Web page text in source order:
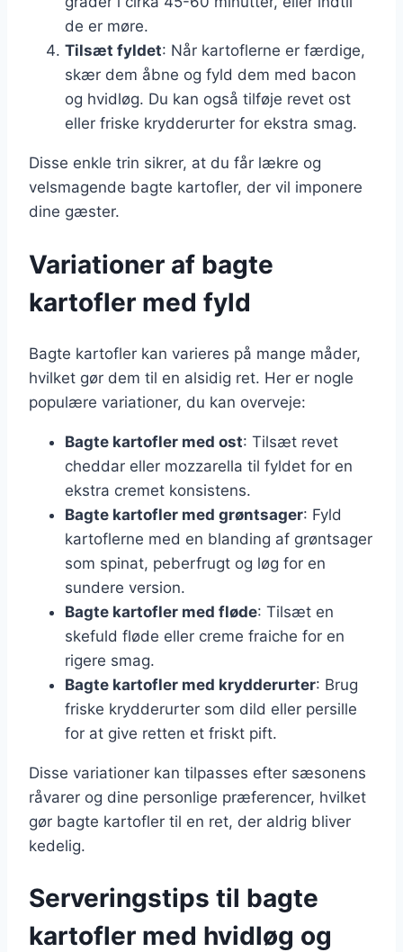
de er møre.
Tilsæt fyldet: Når kartoflerne er færdige,
skær dem åbne og fyld dem med bacon
og hvidløg. Du kan også tilføje revet ost
eller friske krydderurter for ekstra smag.
Disse enkle trin sikrer, at du får lækre og
velsmagende bagte kartofler, der vil imponere
dine gæster.
Variationer af bagte
kartofler med fyld
Bagte kartofler kan varieres på mange måder,
hvilket gør dem til en alsidig ret. Her er nogle
populære variationer, du kan overveje:
Bagte kartofler med ost: Tilsæt revet
cheddar eller mozzarella til fyldet for en
ekstra cremet konsistens.
Bagte kartofler med grøntsager: Fyld
kartoflerne med en blanding af grøntsager
som spinat, peberfrugt og løg for en
sundere version.
Bagte kartofler med fløde: Tilsæt en
skefuld fløde eller creme fraiche for en
rigere smag.
Bagte kartofler med krydderurter: Brug
friske krydderurter som dild eller persille
for at give retten et friskt pift.
Disse variationer kan tilpasses efter sæsonens
råvarer og dine personlige præferencer, hvilket
gør bagte kartofler til en ret, der aldrig bliver
kedelig.
Serveringstips til bagte
kartofler med hvidløg og